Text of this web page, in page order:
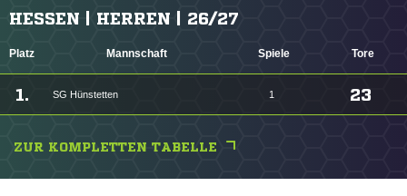
HESSEN | HERREN | 26/27
Platz Mannschaft Spiele Tore
1. SG Hünstetten 1 23
ZUR KOMPLETTEN TABELLE